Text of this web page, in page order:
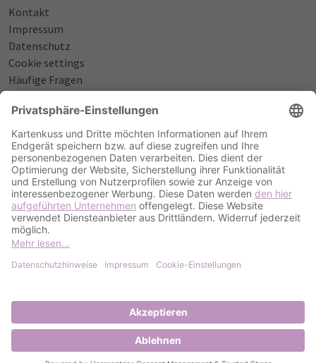
Kontakt
Impressum
Datenschutz
Cookie settings
Häufige Fragen
NÜTZLICHES
Sprüche zur Geburt
Einladungstexte zum Geburtstag
Einladungstexte zur Silberhochzeit
Qualität & Umschläge
Bestellablauf
ZAHLUNGSOPTIONEN
Kreditkarte
2023 Kartenkuss